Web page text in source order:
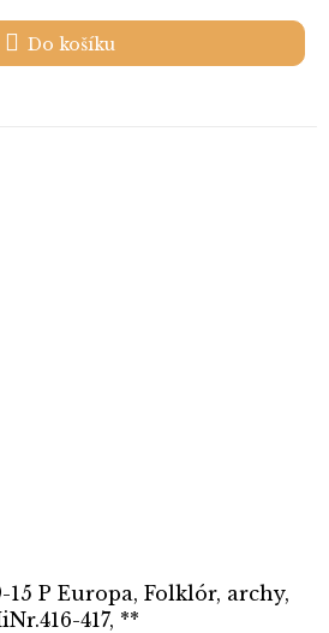
Do košíku
15 P Europa, Folklór, archy,
417, **